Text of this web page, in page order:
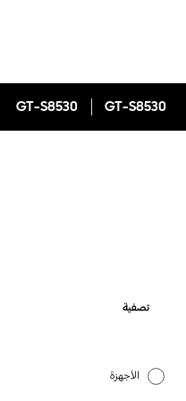
GT-S8530
GT-S8530
تصفية
الأجهزة